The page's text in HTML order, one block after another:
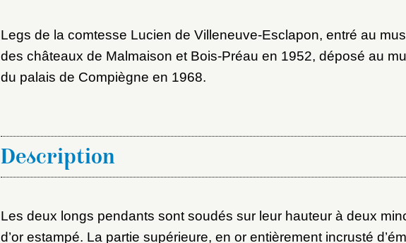
Legs de la comtesse Lucien de Villeneuve-Esclapon, entré au
des châteaux de Malmaison et Bois-Préau en 1952, déposé au
du palais de Compiègne en 1968.
Description
Les deux longs pendants sont soudés sur leur hauteur à deux
d’or estampé. La partie supérieure, en or entièrement incrusté
Créer et ajouter
Envoyer
Vous avez oublié votre mot de passe ?